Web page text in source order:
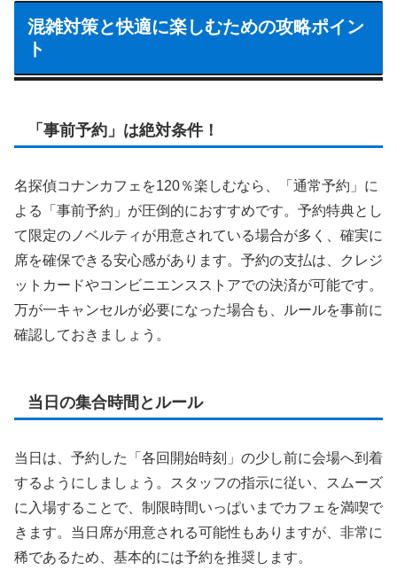
混雑対策と快適に楽しむための攻略ポイン
ト
「事前予約」は絶対条件！
名探偵コナンカフェを120％楽しむなら、「通常予約」に
よる「事前予約」が圧倒的におすすめです。予約特典とし
て限定のノベルティが用意されている場合が多く、確実に
席を確保できる安心感があります。予約の支払は、クレジ
ットカードやコンビニエンスストアでの決済が可能です。
万が一キャンセルが必要になった場合も、ルールを事前に
確認しておきましょう。
当日の集合時間とルール
当日は、予約した「各回開始時刻」の少し前に会場へ到着
するようにしましょう。スタッフの指示に従い、スムーズ
に入場することで、制限時間いっぱいまでカフェを満喫で
きます。当日席が用意される可能性もありますが、非常に
稀であるため、基本的には予約を推奨します。